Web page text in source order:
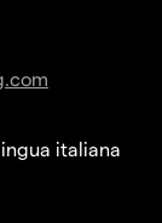
italiana